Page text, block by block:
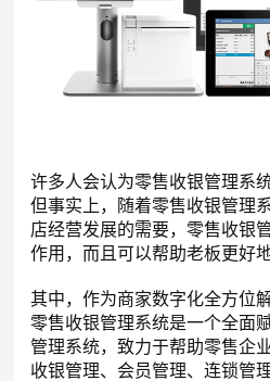
许多人会认为零售收银管理系
但事实上，随着零售收银管理
店经营发展的需要，零售收银
作用，而且可以帮助老板更好
其中，作为商家数字化全方位
零售收银管理系统是一个全面
管理系统，致力于帮助零售企
收银管理、会员管理、连锁管